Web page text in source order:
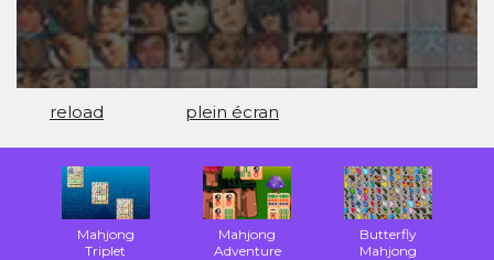
reload plein écran
Mahjong
Triplet
Mahjong
Adventure
Butterfly
Mahjong